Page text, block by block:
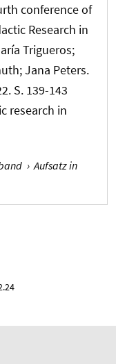
conference of
Research in
Trigueros;
Jana Peters.
S. 139-143
research in
› Aufsatz in